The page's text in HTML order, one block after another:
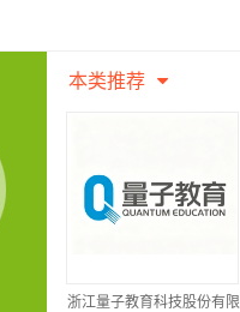
本类推荐
浙江量子教育科技股份有限